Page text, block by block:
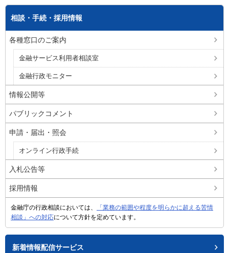
相談・手続・採用情報
各種窓口のご案内
金融サービス利用者相談室
金融行政モニター
情報公開等
パブリックコメント
申請・届出・照会
オンライン行政手続
入札公告等
採用情報
金融庁の行政相談においては、
「業務の範囲や程度を明らかに超える苦情
相談」への対応について方針を定めています。
新着情報配信サービス